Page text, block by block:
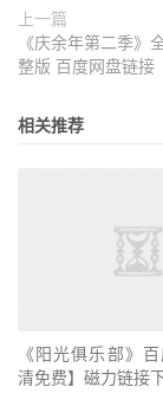
上一篇
《庆余年第二季》
整版 百度网盘链接
相关推荐
《阳光俱乐部》
清免费】磁力链接